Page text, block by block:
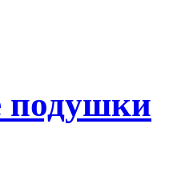
подушки